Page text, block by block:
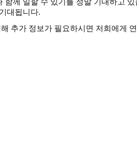
대됩니다.
해 추가 정보가 필요하시면 저희에게